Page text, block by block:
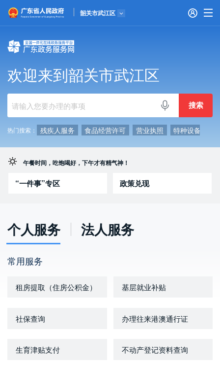
留言信箱
建言献策
信访相关法规
便民服务
百姓论坛
政府热线
网上调查
在线访谈
法律服务
领导信箱
未加载图片
政务微博
网络问政
意见征集
部门信箱
信访常见问题
信件回复
网上举报
公众监督
我要留言
广东省人民政府
韶关市武江区
首页
法人服务
好差评
效能监督
欢迎来到韶关市武江区
热门搜索： 残疾人服务 食品经营许可 营业执照 特种设备
午餐时间，吃饱喝好，下午才有精气神！
“一件事”专区 政策兑现
个人服务 法人服务
常用服务
租房提取（住房公积金） 基层就业补贴
社保查询 办理往来港澳通行证
生育津贴支付 不动产登记资料查询